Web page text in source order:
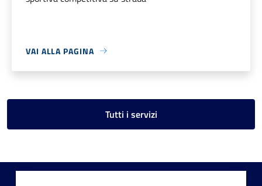
VAI ALLA PAGINA
Tutti i servizi